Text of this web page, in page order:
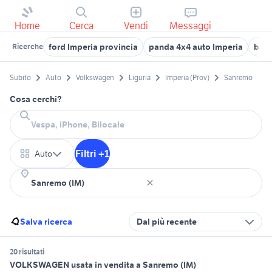
Home Cerca Vendi Messaggi
Ricerche ford Imperia provincia panda 4x4 auto Imperia
Subito Auto Volkswagen Liguria Imperia (Prov) Sanremo
Cosa cerchi?
Auto Filtri +1
Salva ricerca Dal più recente
20 risultati
VOLKSWAGEN usata in vendita a Sanremo (IM)